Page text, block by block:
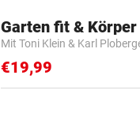
Garten fit &
Mit Toni Klein & Karl
€19,99